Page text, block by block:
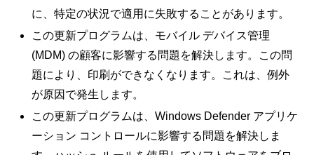
に、特定の状況で適用に失敗することがあります。
この更新プログラムは、モバイル デバイス管理
(MDM) の顧客に影響する問題を解決します。この問
題により、印刷ができなくなります。これは、例外
が原因で発生します。
この更新プログラムは、Windows Defender アプリケ
ーション コントロールに影響する問題を解決しま